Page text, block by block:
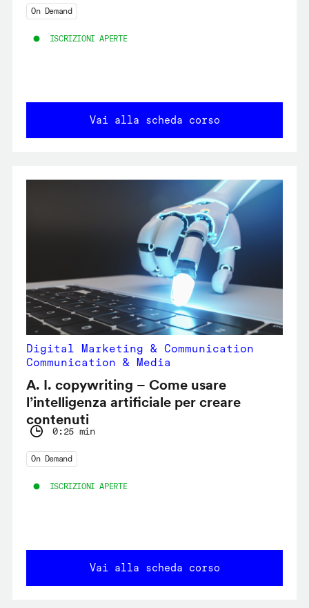
On Demand
ISCRIZIONI APERTE
Vai alla scheda corso
Digital Marketing & Communication
Communication & Media
A. I. copywriting – Come usare
l’intelligenza artificiale per creare
contenuti
0:25 min
On Demand
ISCRIZIONI APERTE
Vai alla scheda corso